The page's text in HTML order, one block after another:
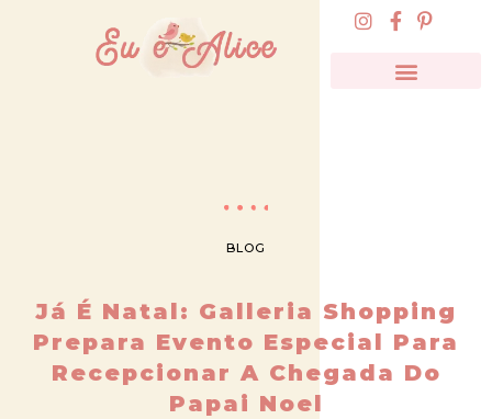
BLOG
Já É Natal: Galleria Shopping
Prepara Evento Especial Para
Recepcionar A Chegada Do
Papai Noel